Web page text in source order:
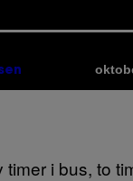
timer i bus, to